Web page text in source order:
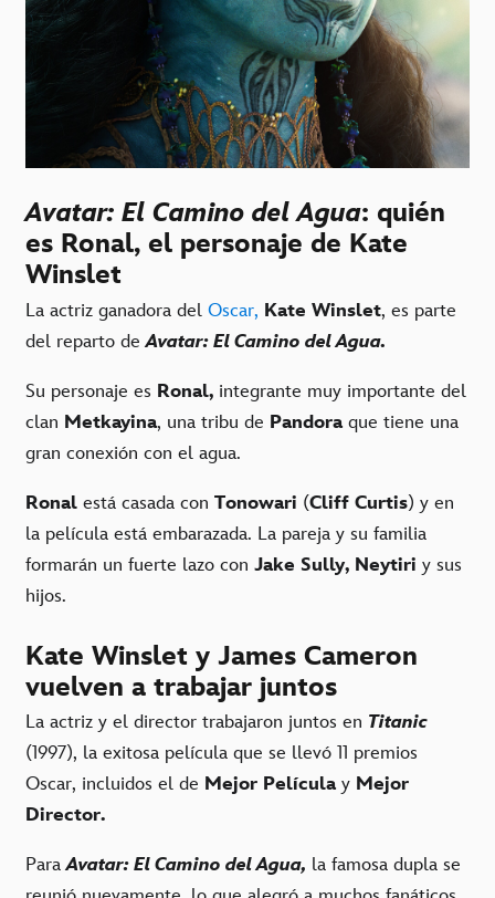
Avatar: El Camino del Agua: quién
es Ronal, el personaje de Kate
Winslet
La actriz ganadora del Oscar, Kate Winslet, es parte
del reparto deAvatar: El Camino del Agua.
Su personaje es Ronal, integrante muy importante del
clan Metkayina, una tribu de Pandoraque tiene una
gran conexión con el agua.
Ronal está casada con Tonowari (Cliff Curtis) y en
la película está embarazada. La pareja y su familia
formarán un fuerte lazo con Jake Sully, Neytiri y sus
hijos.
Kate Winslet y James Cameron
vuelven a trabajar juntos
La actriz y el director trabajaron juntos en Titanic
(1997), la exitosa película que se llevó 11 premios
Oscar, incluidos el de Mejor Películay Mejor
Director.
ParaAvatar: El Camino del Agua, la famosa dupla se